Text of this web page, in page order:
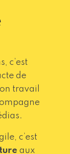
c’est
de
travail
c’est
aux